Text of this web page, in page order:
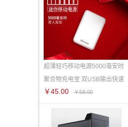
超薄轻巧移动电源5000毫安时
聚合物充电宝 双USB输出快速
￥45.00 ￥58.00